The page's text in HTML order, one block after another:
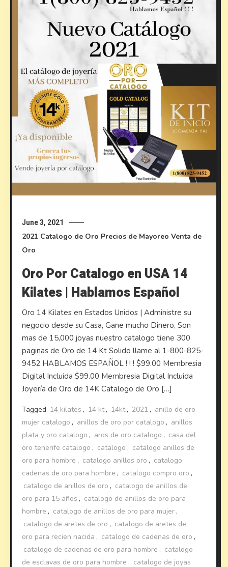
June 3, 2021
2021 Catalogo de Oro Precios de Mayoreo Venta de
Oro
Oro Por Catalogo en USA 14
Kilates | Hablamos Español
Oro 14 Kilates en Estados Unidos | Administre su
negocio desde su Casa, Gane mucho Dinero, Son
mas de 15,000 joyas nuestro catalogo tiene 300
paginas de Oro de 14 Kt Solido llame al 1-800-825-
9452 HABLAMOS ESPAÑOL ! ! ! $99.00 Membresia
Digital Incluida $99.00 Membresia Digital Incluida
Joyería de Oro de 14K Catalogo de Oro […]
Tagged 14 kilates , 14 kt, 14kt, 2021 , anillo de oro
mujer catalogo , anillos de oro por catalogo , anillos
plata y oro catalogo , aros de oro catalogo , casa del
oro tenerife catalogo , catalogo , catalogo anillos de
oro para hombre , catalogo anillos oro , catalogo
cadenas de oro para hombre , catalogo compro oro ,
catalogo de anillos de oro , catalogo de anillos de
oro para 15 años , catalogo de anillos de oro para
hombre , catalogo de anillos de oro para mujer ,
catalogo de aretes de oro , catalogo de aretes de
oro para recien nacida , catalogo de cadenas de oro ,
catalogo de cadenas de oro para hombre , catalogo
de esclavas de oro para hombre , catalogo de joyas